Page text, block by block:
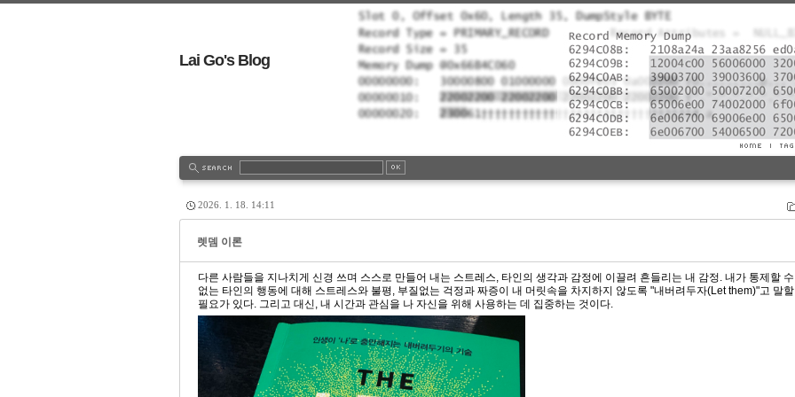
Lai Go's Blog
2026. 1. 18. 14:11
렛뎀 이론
다른 사람들을 지나치게 신경 쓰며 스스로 만들어 내는 스트레스, 타인의 생각과 감정에 이끌려 흔들리는 내 감정. 내가 통제할 수
없는 타인의 행동에 대해 스트레스와 불평, 부질없는 걱정과 짜증이 내 머릿속을 차지하지 않도록 "내버려두자(Let them)"고 말할
필요가 있다. 그리고 대신, 내 시간과 관심을 나 자신을 위해 사용하는 데 집중하는 것이다.